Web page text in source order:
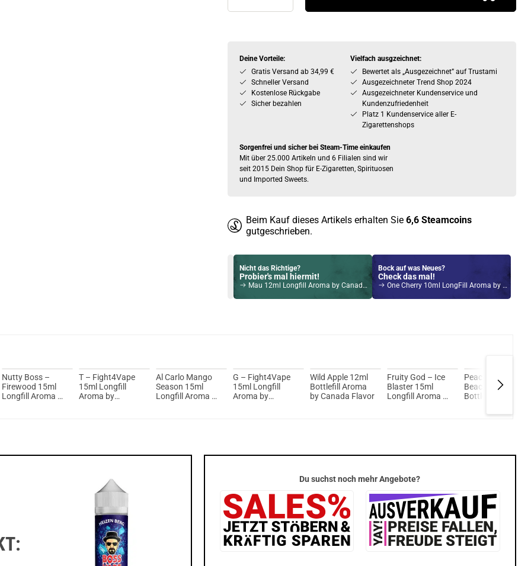
Deine Vorteile:
Gratis Versand ab 34,99 €
Schneller Versand
Kostenlose Rückgabe
Sicher bezahlen
Vielfach ausgzeichnet:
Bewertet als „Ausgezeichnet” auf Trustami
Ausgezeichneter Trend Shop 2024
Ausgezeichneter Kundenservice und
Kundenzufriedenheit
Platz 1 Kundenservice aller E-
Zigarettenshops
Sorgenfrei und sicher bei Steam-Time einkaufen
Mit über 25.000 Artikeln und 6 Filialen sind wir
seit 2015 Dein Shop für E-Zigaretten, Spirituosen
und Imported Sweets.
Beim Kauf dieses Artikels erhalten Sie 6,6 Steamcoins
gutgeschrieben.
Nicht das Richtige?
Probier's mal hiermit!
Mau 12ml Longfill Aroma by Canada Flavor
Bock auf was Neues?
Check das mal!
One Cherry 10ml LongFill Aroma by Dash Liquids
Nutty Boss –
Firewood 15ml
Longfill Aroma by
T – Fight4Vape
15ml Longfill
Aroma by
Al Carlo Mango
Season 15ml
Longfill Aroma by
G – Fight4Vape
15ml Longfill
Aroma by
Wild Apple 12ml
Bottlefill Aroma
by Canada Flavor
Fruity God – Ice
Blaster 15ml
Longfill Aroma by
Peach on the
Beach 12ml
Bottlefill Aroma
Du suchst noch mehr Angebote?